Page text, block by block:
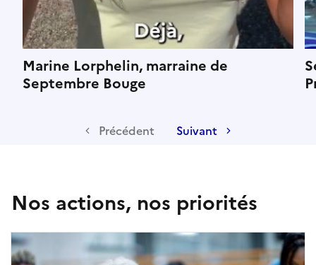
Marine Lorphelin, marraine de
Septembre Bouge
Précédent Suivant
Nos actions, nos priorités